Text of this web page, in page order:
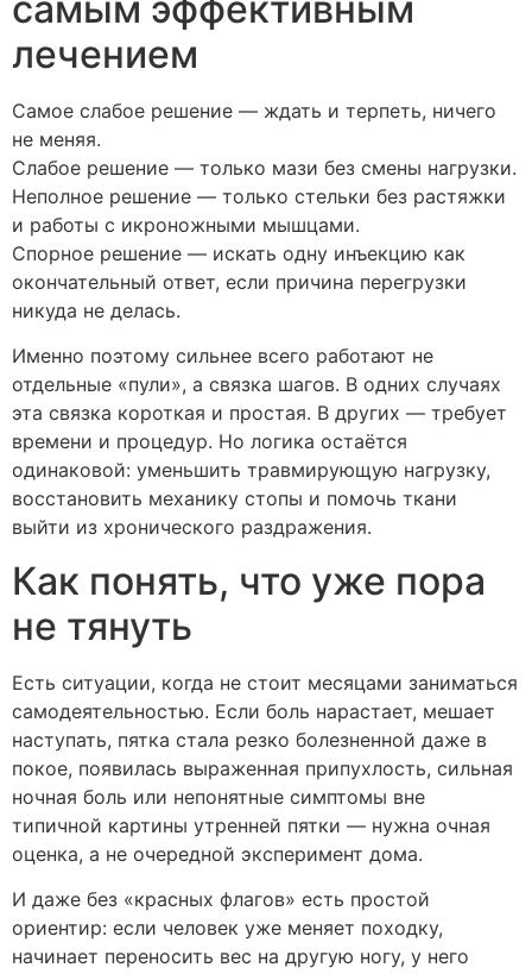
лечением
Самое слабое решение — ждать и терпеть, ничего
не меняя.
Слабое решение — только мази без смены нагрузки.
Неполное решение — только стельки без растяжки
и работы с икроножными мышцами.
Спорное решение — искать одну инъекцию как
окончательный ответ, если причина перегрузки
никуда не делась.
Именно поэтому сильнее всего работают не
отдельные «пули», а связка шагов. В одних случаях
эта связка короткая и простая. В других — требует
времени и процедур. Но логика остаётся
одинаковой: уменьшить травмирующую нагрузку,
восстановить механику стопы и помочь ткани
выйти из хронического раздражения.
Как понять, что уже пора
не тянуть
Есть ситуации, когда не стоит месяцами заниматься
самодеятельностью. Если боль нарастает, мешает
наступать, пятка стала резко болезненной даже в
покое, появилась выраженная припухлость, сильная
ночная боль или непонятные симптомы вне
типичной картины утренней пятки — нужна очная
оценка, а не очередной эксперимент дома.
И даже без «красных флагов» есть простой
ориентир: если человек уже меняет походку,
начинает переносить вес на другую ногу, у него